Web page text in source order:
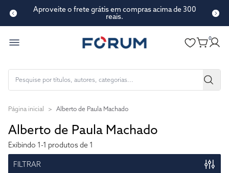
Aproveite o frete grátis em compras acima de 300
reais.
0
Página inicial > Alberto de Paula Machado
Alberto de Paula Machado
Exibindo 1-1 produtos de 1
FILTRAR